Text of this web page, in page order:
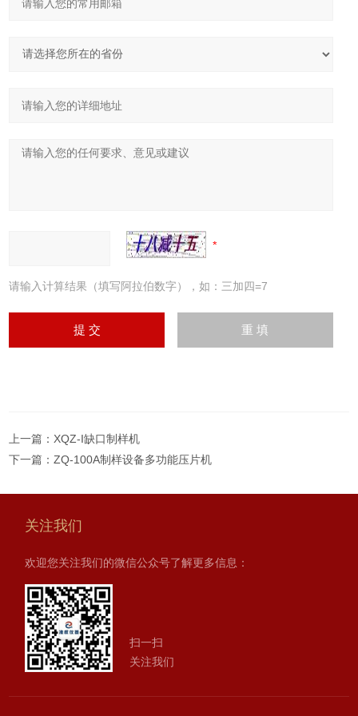
请输入计算结果（填写阿拉伯数字），如：三加四=7
上一篇：XQZ-I缺口制样机
下一篇：ZQ-100A制样设备多功能压片机
关注我们
欢迎您关注我们的微信公众号了解更多信息：
扫一扫
关注我们